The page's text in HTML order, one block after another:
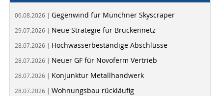
06.08.2026 | Gegenwind für Münchner Skyscraper
29.07.2026 | Neue Strategie für Brückennetz
28.07.2026 | Hochwasserbeständige Abschlüsse
28.07.2026 | Neuer GF für Novoferm Vertrieb
28.07.2026 | Konjunktur Metallhandwerk
28.07.2026 | Wohnungsbau rückläufig